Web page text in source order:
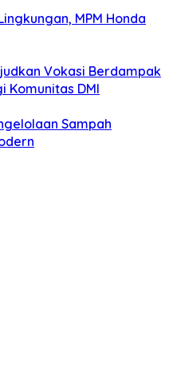
MPM Honda
Vokasi Berdampak
Komunitas DMI
Sampah